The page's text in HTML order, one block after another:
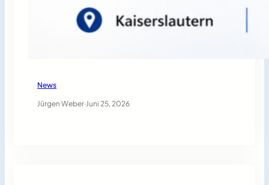
News
Jürgen Weber·Juni 25, 2026